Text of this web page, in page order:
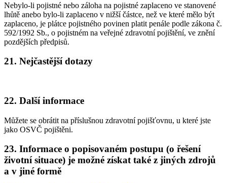
Nebylo-li pojistné nebo záloha na pojistné zaplaceno ve stanovené
lhůtě anebo bylo-li zaplaceno v nižší částce, než ve které mělo být
zaplaceno, je plátce pojistného povinen platit penále podle zákona č.
592/1992 Sb., o pojistném na veřejné zdravotní pojištění, ve znění
pozdějších předpisů.
21. Nejčastější dotazy
22. Další informace
Můžete se obrátit na příslušnou zdravotní pojišťovnu, u které jste
jako OSVČ pojištěni.
23. Informace o popisovaném postupu (o řešení
životní situace) je možné získat také z jiných zdrojů
a v jiné formě